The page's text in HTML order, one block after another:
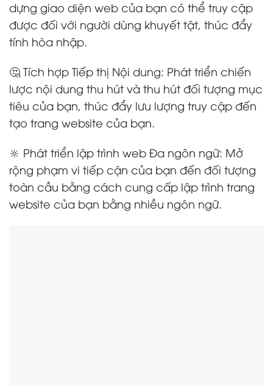
dựng giao diện web của bạn có thể truy cập
được đối với người dùng khuyết tật, thúc đẩy
tính hòa nhập.
🤔 Tích hợp Tiếp thị Nội dung: Phát triển chiến
lược nội dung thu hút và thu hút đối tượng mục
tiêu của bạn, thúc đẩy lưu lượng truy cập đến
tạo trang website của bạn.
🔆 Phát triển lập trình web Đa ngôn ngữ: Mở
rộng phạm vi tiếp cận của bạn đến đối tượng
toàn cầu bằng cách cung cấp lập trình trang
website của bạn bằng nhiều ngôn ngữ.